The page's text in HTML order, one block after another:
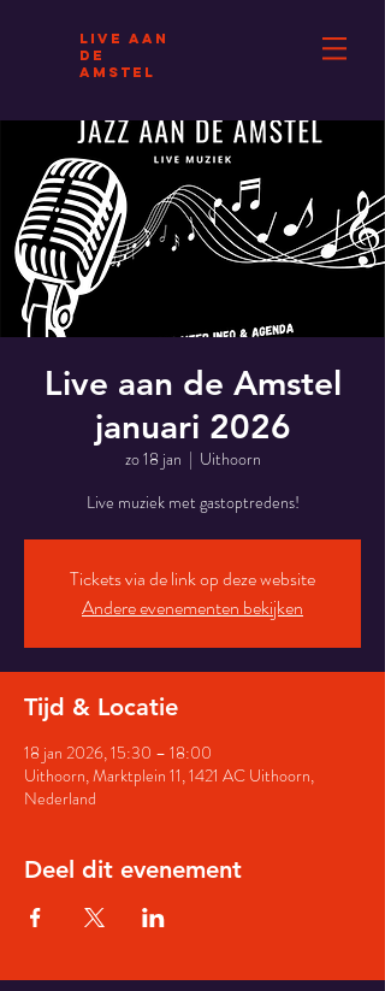
Live AAN
DE
AMSTEL
Live aan de Amstel
januari 2026
zo 18 jan
  |
Uithoorn
Live muziek met gastoptredens!
Tickets via de link op deze website
Andere evenementen bekijken
Tijd & Locatie
18 jan 2026, 15:30 – 18:00
Uithoorn, Marktplein 11, 1421 AC Uithoorn,
Nederland
Deel dit evenement